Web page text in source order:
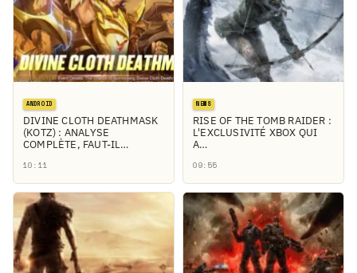
ANDROID
DIVINE CLOTH DEATHMASK
(KOTZ) : ANALYSE
COMPLÈTE, FAUT-IL…
10:11
NEWS
RISE OF THE TOMB RAIDER :
L'EXCLUSIVITÉ XBOX QUI
A…
09:55